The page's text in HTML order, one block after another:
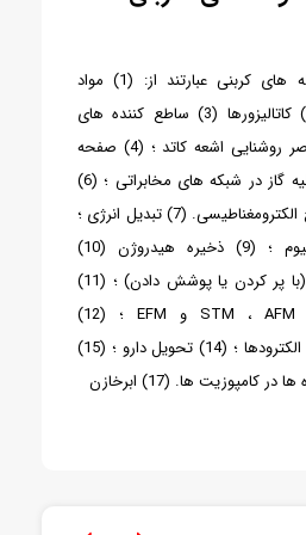
کاربردهای بالقوه نانولوله های کربنی عبارتند از: (1) مواد
افزودنی در پلیمرها. (2) کاتالیزورها (3) ساطع کننده های
میدان الکترون برای عناصر روشنایی اشعه کاتد ؛ (4) صفحه
تخت (5) لوله های تخلیه گاز در شبکه های مخابراتی ؛ (6)
جذب و محافظت از موج الکترومغناطیسی. (7) تبدیل انرژی ؛
(8) آندهای باتری لیتیوم ؛ (9) ذخیره هیدروژن (10)
کامپوزیت های نانولوله (با پر کردن یا پوشش دادن) ؛ (11)
نانو پروب برای نکات STM ، AFM و EFM ؛ (12)
نانولیتوگرافی ؛ (13) نانو الکترودها ؛ (14) تحویل دارو ؛ (15)